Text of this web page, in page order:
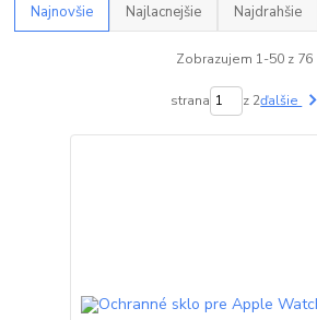
Najnovšie Najlacnejšie Najdrahšie
Zobrazujem 1-50 z 76
strana z 2ďalšie